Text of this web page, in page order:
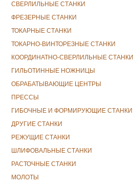
СВЕРЛИЛЬНЫЕ СТАНКИ
ФРЕЗЕРНЫЕ СТАНКИ
ТОКАРНЫЕ СТАНКИ
ТОКАРНО-ВИНТОРЕЗНЫЕ СТАНКИ
КООРДИНАТНО-СВЕРЛИЛЬНЫЕ СТАНКИ
ГИЛЬОТИННЫЕ НОЖНИЦЫ
ОБРАБАТЫВАЮЩИЕ ЦЕНТРЫ
ПРЕССЫ
ГИБОЧНЫЕ И ФОРМИРУЮЩИЕ СТАНКИ
ДРУГИЕ СТАНКИ
РЕЖУЩИЕ СТАНКИ
ШЛИФОВАЛЬНЫЕ СТАНКИ
РАСТОЧНЫЕ СТАНКИ
МОЛОТЫ